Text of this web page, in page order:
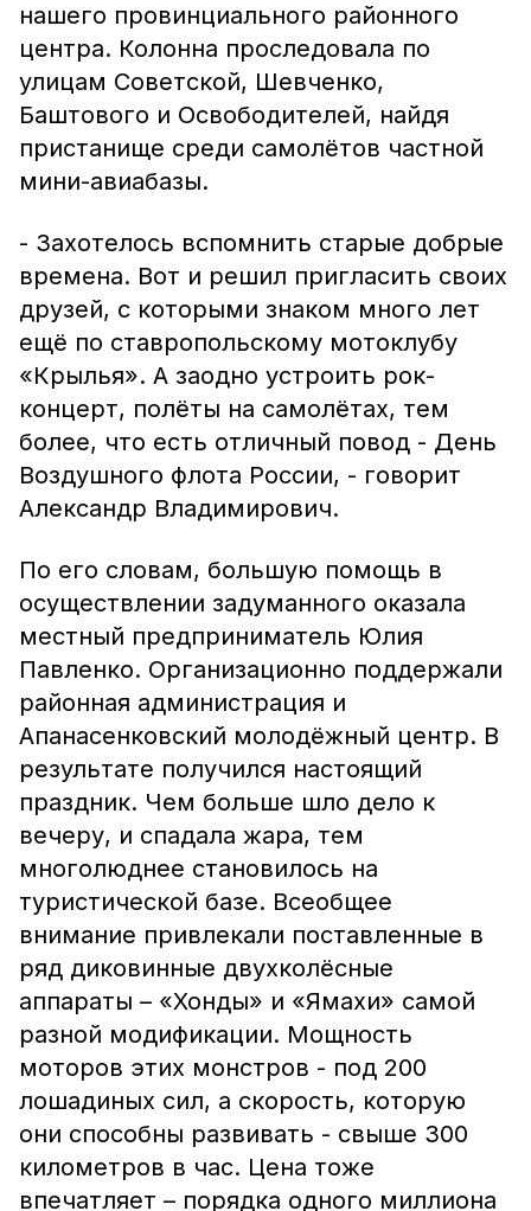
нашего провинциального районного
центра. Колонна проследовала по
улицам Советской, Шевченко,
Баштового и Освободителей, найдя
пристанище среди самолётов частной
мини-авиабазы.
- Захотелось вспомнить старые добрые
времена. Вот и решил пригласить своих
друзей, с которыми знаком много лет
ещё по ставропольскому мотоклубу
«Крылья». А заодно устроить рок-
концерт, полёты на самолётах, тем
более, что есть отличный повод - День
Воздушного флота России, - говорит
Александр Владимирович.
По его словам, большую помощь в
осуществлении задуманного оказала
местный предприниматель Юлия
Павленко. Организационно поддержали
районная администрация и
Апанасенковский молодёжный центр. В
результате получился настоящий
праздник. Чем больше шло дело к
вечеру, и спадала жара, тем
многолюднее становилось на
туристической базе. Всеобщее
внимание привлекали поставленные в
ряд диковинные двухколёсные
аппараты – «Хонды» и «Ямахи» самой
разной модификации. Мощность
моторов этих монстров - под 200
лошадиных сил, а скорость, которую
они способны развивать - свыше 300
километров в час. Цена тоже
впечатляет – порядка одного миллиона